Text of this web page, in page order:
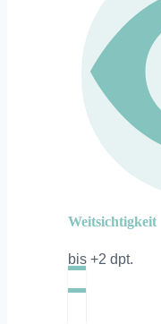
Weitsichtigkeit
bis +2 dpt.